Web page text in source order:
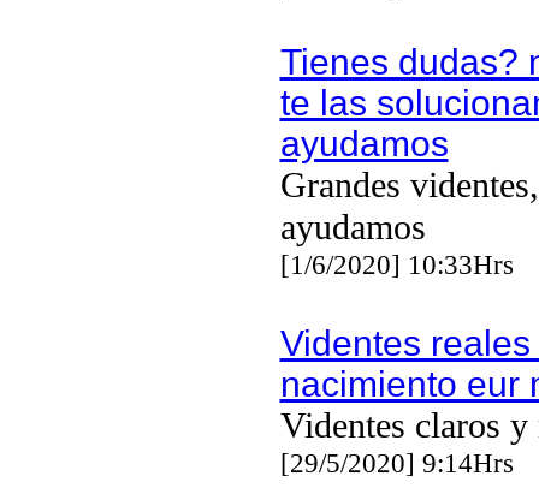
Tienes dudas?
te las
ayudamos
Grandes
ayudamos
[1/6/2020] 10:33Hrs
Videntes reales
nacimiento eur
Videntes claros y
[29/5/2020] 9:14Hrs